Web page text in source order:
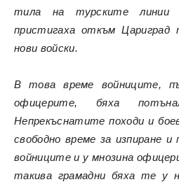
тила на турските линии
пристигаха откъм Цариград
нови войски.
В това време войниците,
офицерите, бяха
Непрекъснатите походи и
свободно време за изпиране
войниците и у мнозина
такива грамадни бяха те у